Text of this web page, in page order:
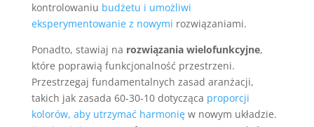
kontrolowaniu budżetu i umożliwi
eksperymentowanie z nowymi rozwiązaniami.
Ponadto, stawiaj na rozwiązania wielofunkcyjne,
które poprawią funkcjonalność przestrzeni.
Przestrzegaj fundamentalnych zasad aranżacji,
takich jak zasada 60-30-10 dotycząca proporcji
kolorów, aby utrzymać harmonięw nowym układzie.